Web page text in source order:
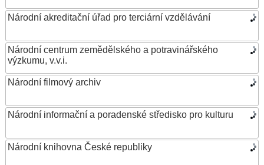
Národní akreditační úřad pro terciární vzdělávání
Národní centrum zemědělského a potravinářského
výzkumu, v.v.i.
Národní filmový archiv
Národní informační a poradenské středisko pro kulturu
Národní knihovna České republiky